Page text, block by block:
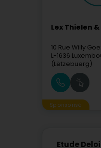
Lex Thielen
10 Rue Willy
L-1636
(Lëtzebuerg)
Sponsorisé
Etude